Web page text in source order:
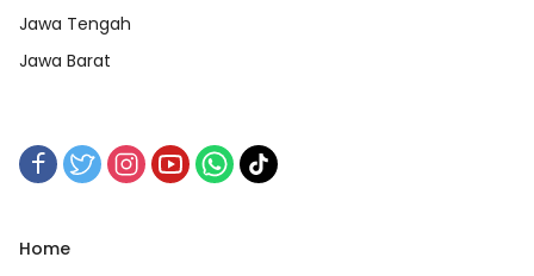
Jawa Tengah
Jawa Barat
Home